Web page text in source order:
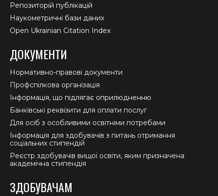
Репозиторій публікацій
Наукометричні бази даних
Open Ukrainian Citation Index
ДОКУМЕНТИ
Нормативно-правові документи
Профспілкова організація
Інформація, що підлягає оприлюдненню
Банківські реквізити для оплати послуг
Для осіб з особливими освітніми потребами
Інформація для здобувачів з питань отримання
соціальних стипендій
Реєстр здобувачів вищої освіти, яким призначена
академічна стипендія
ЗДОБУВАЧАМ